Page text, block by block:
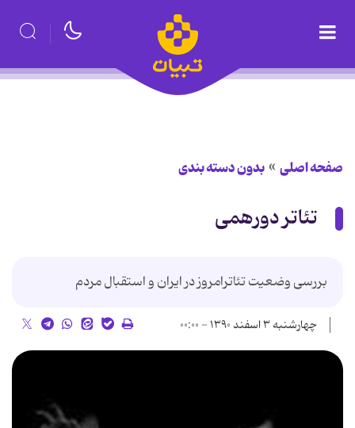
صفحه اصلی بدون دسته بندی
تئاتر دورهمی
بررسی وضعیت تئاترامروز در ایران و استقبال مردم
چهارشنبه ۳ اسفند ۱۳۹۰ - ۰۰:۰۰